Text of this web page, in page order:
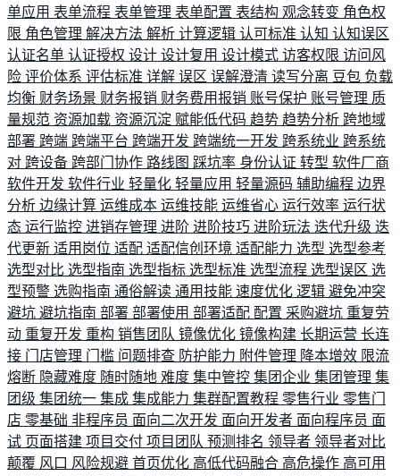
单应用 表单流程 表单管理 表单配置 表结构 观念转变 角色权
限 角色管理 解决方法 解析 计算逻辑 认可标准 认知 认知误区
认证名单 认证授权 设计 设计复用 设计模式 访客权限 访问风
险 评价体系 评估标准 详解 误区 误解澄清 读写分离 豆包 负载
均衡 财务场景 财务报销 财务费用报销 账号保护 账号管理 质
量规范 资源加载 资源沉淀 赋能低代码 趋势 趋势分析 跨地域
部署 跨端 跨端平台 跨端开发 跨端统一开发 跨系统业 跨系统
对 跨设备 跨部门协作 路线图 踩坑率 身份认证 转型 软件厂商
软件开发 软件行业 轻量化 轻量应用 轻量源码 辅助编程 边界
分析 边缘计算 运维成本 运维技能 运维省心 运行效率 运行状
态 运行监控 进销存管理 进阶 进阶技巧 进阶玩法 迭代升级 迭
代更新 适用岗位 适配 适配信创环境 适配能力 选型 选型参考
选型对比 选型指南 选型指标 选型标准 选型流程 选型误区 选
型预警 选购指南 通俗解读 通用技能 速度优化 逻辑 避免冲突
避坑 避坑指南 部署 部署使用 部署适配 配置 采购避坑 重复劳
动 重复开发 重构 销售团队 镜像优化 镜像构建 长期运营 长连
接 门店管理 门槛 问题排查 防护能力 附件管理 降本增效 限流
熔断 隐藏难度 随时随地 难度 集中管控 集团企业 集团管理 集
团级 集团统一 集成 集成能力 集群配置教程 零售行业 零售门
店 零基础 非程序员 面向二次开发 面向开发者 面向程序员 面
试 页面搭建 项目交付 项目团队 预测排名 领导者 领导者对比
颠覆 风口 风险规避 首页优化 高低代码融合 高危操作 高可用